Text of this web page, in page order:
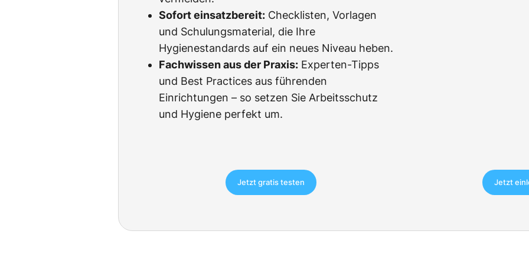
Sofort einsatzbereit: Checklisten, Vorlagen
und Schulungsmaterial, die Ihre
Hygienestandards auf ein neues Niveau heben.
Fachwissen aus der Praxis: Experten-Tipps
und Best Practices aus führenden
Einrichtungen – so setzen Sie Arbeitsschutz
und Hygiene perfekt um.
Jetzt gratis testen Jetzt